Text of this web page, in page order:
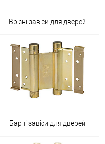
Врізні завіси для дверей
Барні завіси для дверей